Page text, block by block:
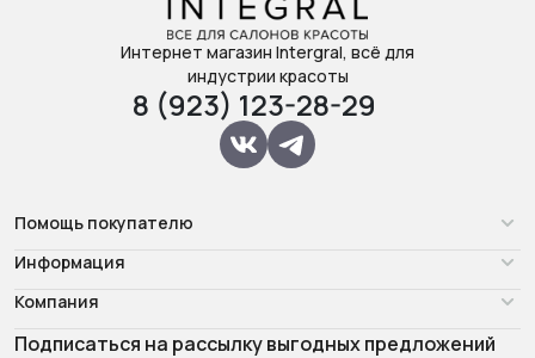
Интернет магазин Intergral, всё для
индустрии красоты
8 (923) 123-28-29
Помощь покупателю
Информация
Компания
Подписаться на рассылку выгодных предложений